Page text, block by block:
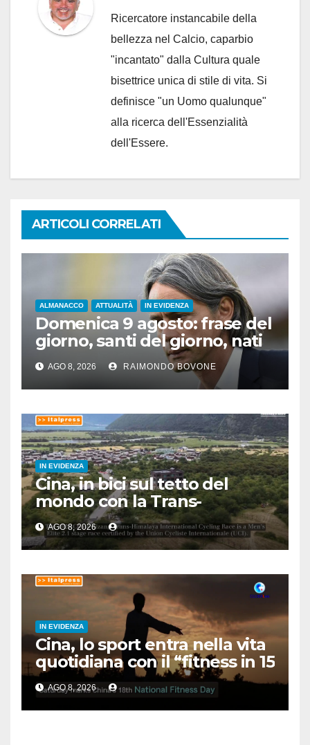
Ricercatore instancabile della
bellezza nel Calcio, caparbio
"incantato" dalla Cultura quale
bisettrice unica di stile di vita. Si
definisce "un Uomo qualunque"
alla ricerca dell'Essenzialità
dell'Essere.
ARTICOLI CORRELATI
ALMANACCO ATTUALITÀ IN EVIDENZA
Domenica 9 agosto: frase del
giorno, santi del giorno, nati
famosi, accadde oggi
AGO 8, 2026 RAIMONDO BOVONE
IN EVIDENZA
Cina, in bici sul tetto del
mondo con la Trans-
Himalaya Race
AGO 8, 2026
IN EVIDENZA
Cina, lo sport entra nella vita
quotidiana con il “fitness in 15
minuti”
AGO 8, 2026